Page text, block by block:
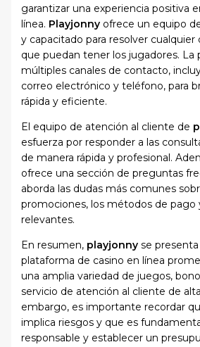
garantizar una experiencia positiva
línea. Playjonnyofrece un equipo
y capacitado para resolver
que puedan tener los jugadores. La
múltiples canales de contacto,
correo electrónico y teléfono, para
rápida y eficiente.
El equipo de atención al cliente de
esfuerza por responder a las
de manera rápida y profesional.
ofrece una sección de preguntas
aborda las dudas más comunes
promociones, los métodos de pago
relevantes.
En resumen, playjonnyse
plataforma de casino en línea
una amplia variedad de juegos,
servicio de atención al cliente de
embargo, es importante recordar
implica riesgos y que es
responsable y establecer un